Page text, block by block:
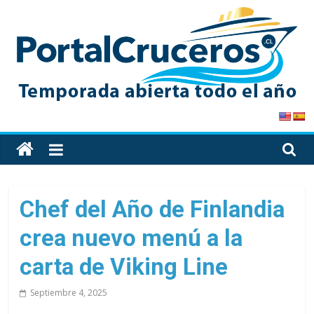
content
PortalCruceros
Toda
la
de
cruceros
en
solo
Chef del Año de Finlandia
crea nuevo menú a la
carta de Viking Line
Septiembre 4, 2025